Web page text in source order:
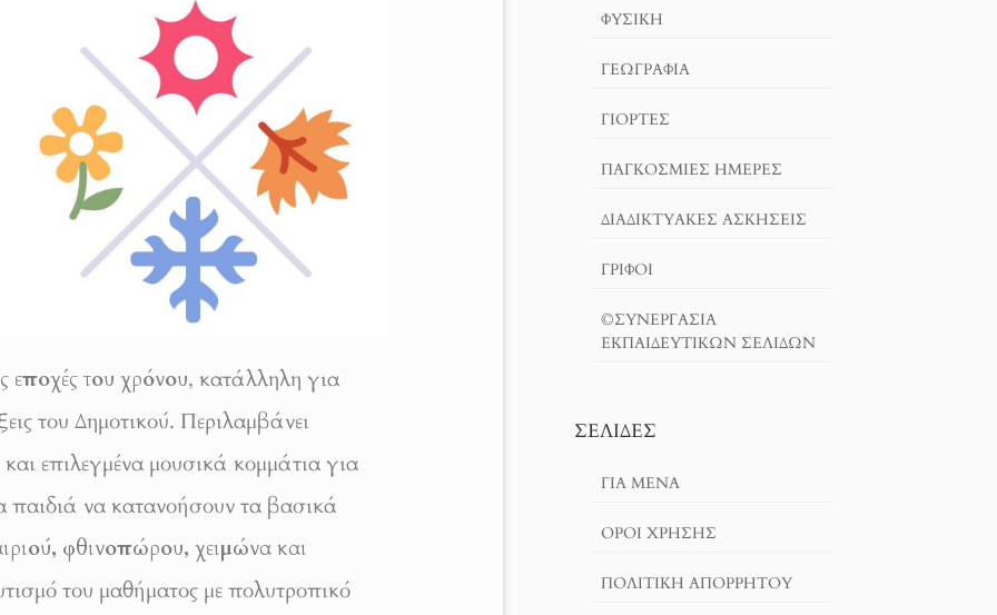
εποχές του χρόνου, κατάλληλη για
του Δημοτικού. Περιλαμβάνει
και επιλεγμένα μουσικά κομμάτια για
να κατανοήσουν τα βασικά
φθινοπώρου, χειμώνα και
του μαθήματος με πολυτροπικό
ΦΥΣΙΚΗ
ΓΕΩΓΡΑΦΊΑ
ΓΙΟΡΤΈΣ
ΠΑΓΚΟΣΜΙΕΣ ΗΜΕΡΕΣ
ΔΙΑΔΙΚΤΥΑΚΈΣ ΑΣΚΉΣΕΙΣ
ΓΡΙΦΟΙ
©ΣΥΝΕΡΓΑΣΙΑ
ΕΚΠΑΙΔΕΥΤΙΚΩΝ ΣΕΛΙΔΩΝ
ΣΕΛΊΔΕΣ
ΓΙΑ ΜΕΝΑ
ΌΡΟΙ ΧΡΗΣΗΣ
ΠΟΛΙΤΙΚΉ ΑΠΟΡΡΉΤΟΥ